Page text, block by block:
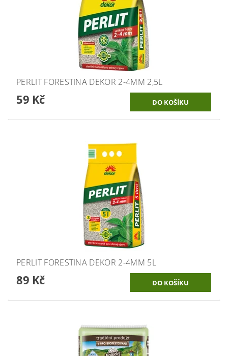
PERLIT FORESTINA DEKOR 2-4MM 2,5L
59 Kč
PERLIT FORESTINA DEKOR 2-4MM 5L
89 Kč